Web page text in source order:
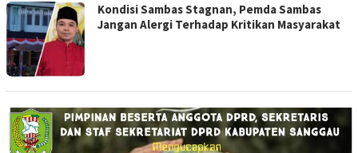
Kondisi Sambas Stagnan, Pemda Sambas
Jangan Alergi Terhadap Kritikan Masyarakat